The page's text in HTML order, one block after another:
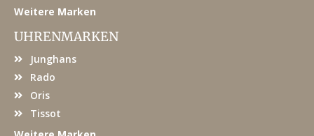
Weitere Marken
UHRENMARKEN
Junghans
Rado
Oris
Tissot